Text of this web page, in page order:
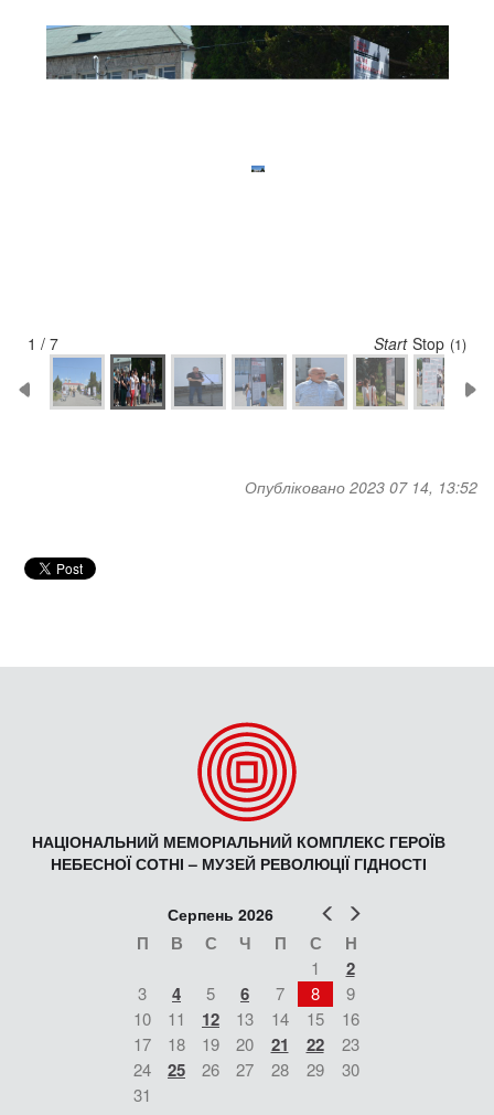
2 / 7 Start Stop (5)
Опубліковано 2023 07 14, 13:52
НАЦІОНАЛЬНИЙ МЕМОРІАЛЬНИЙ КОМПЛЕКС ГЕРОЇВ
НЕБЕСНОЇ СОТНІ – МУЗЕЙ РЕВОЛЮЦІЇ ГІДНОСТІ
Попер
Серпень 2026
П В С Ч П С Н
1 2
3 4 5 6 7 8
9
10
11 12 13 14 15
16
17
18 19 20 21 22
23
24
25 26 27 28 29
30
31